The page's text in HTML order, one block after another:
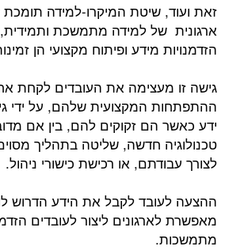
זאת ועוד, שיטת המיקרו-למידה
ארגונית של למידה מתמשכת
הזדמנויות מידע ופיתוח מקצועי הן
גישה זו מעצימה את העובדים לקחת
ההתפתחות המקצועית שלהם, על ידי
ידע כאשר הם זקוקים להם, בין אם
טכנולוגיה חדשה, שליטה בתהליך
לצורך עבודתם, או רכישת כישורי ניהול.
ההצעה לעובד לקבל את הידע הדרוש
מאפשרת לארגונים ליצור לעובדים
מתמשכות.